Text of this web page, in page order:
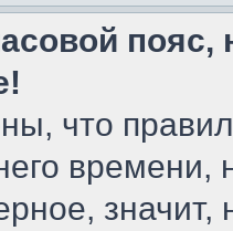
пояс,
что
значит,